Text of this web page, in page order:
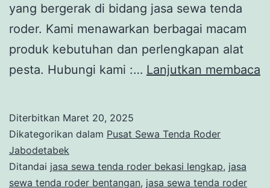
yang bergerak di bidang jasa sewa tenda
roder. Kami menawarkan berbagai macam
produk kebutuhan dan perlengkapan alat
pesta. Hubungi kami :… Lanjutkan membaca
Diterbitkan Maret 20, 2025
Dikategorikan dalam Pusat Sewa Tenda Roder
Jabodetabek
Ditandai jasa sewa tenda roder bekasi lengkap, jasa
sewa tenda roder bentangan, jasa sewa tenda roder